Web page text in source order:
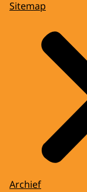
Sitemap
Archief